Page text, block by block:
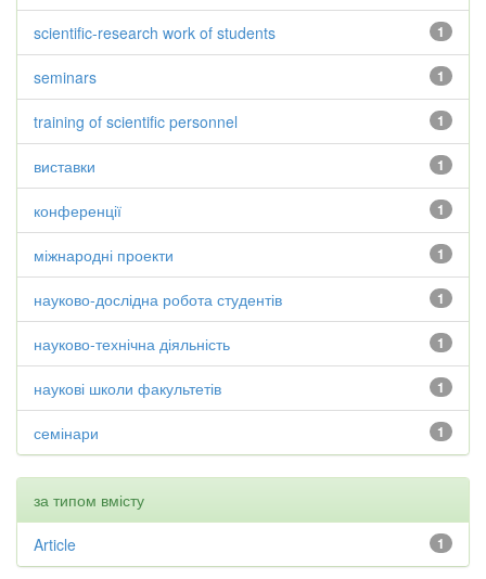
1
scientific-research work of students
1
seminars
1
training of scientific personnel
1
виставки
1
конференції
1
міжнародні проекти
1
науково-дослідна робота студентів
1
науково-технічна діяльність
1
наукові школи факультетів
1
семінари
за типом вмісту
1
Article